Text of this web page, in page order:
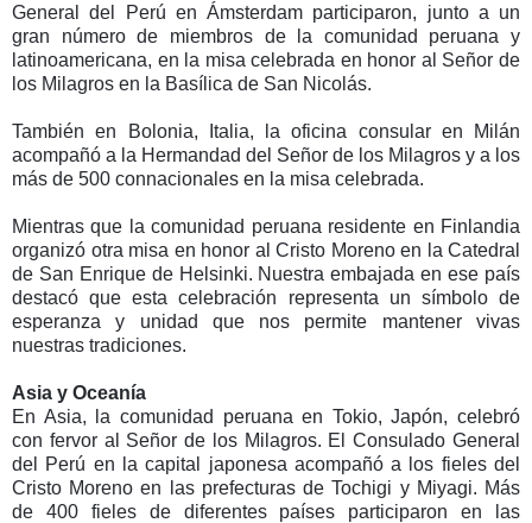
General del Perú en Ámsterdam participaron, junto a un
gran número de miembros de la comunidad peruana y
latinoamericana, en la misa celebrada en honor al Señor de
los Milagros en la Basílica de San Nicolás.
También en Bolonia, Italia, la oficina consular en Milán
acompañó a la Hermandad del Señor de los Milagros y a los
más de 500 connacionales en la misa celebrada.
Mientras que la comunidad peruana residente en Finlandia
organizó otra misa en honor al Cristo Moreno en la Catedral
de San Enrique de Helsinki. Nuestra embajada en ese país
destacó que esta celebración representa un símbolo de
esperanza y unidad que nos permite mantener vivas
nuestras tradiciones.
Asia y Oceanía
En Asia, la comunidad peruana en Tokio, Japón, celebró
con fervor al Señor de los Milagros. El Consulado General
del Perú en la capital japonesa acompañó a los fieles del
Cristo Moreno en las prefecturas de Tochigi y Miyagi. Más
de 400 fieles de diferentes países participaron en las